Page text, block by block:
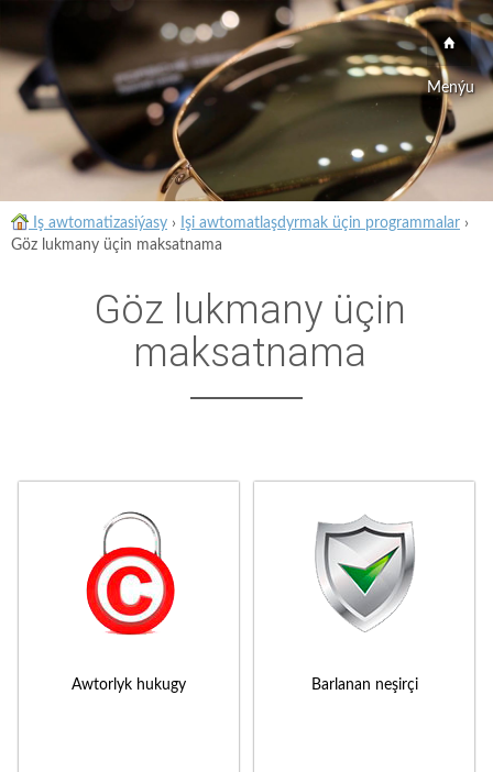
Menýu
Iş awtomatizasiýasy › Işi awtomatlaşdyrmak üçin programmalar ›
Göz lukmany üçin maksatnama
Göz lukmany üçin
maksatnama
Awtorlyk hukugy Barlanan neşirçi